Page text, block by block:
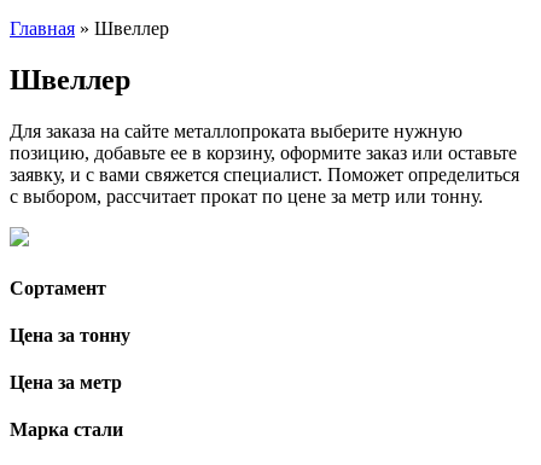
Главная » Швеллер
Швеллер
Для заказа на сайте металлопроката выберите нужную
позицию, добавьте ее в корзину, оформите заказ или оставьте
заявку, и с вами свяжется специалист. Поможет определиться
с выбором, рассчитает прокат по цене за метр или тонну.
Сортамент
Цена за тонну
Цена за метр
Марка стали